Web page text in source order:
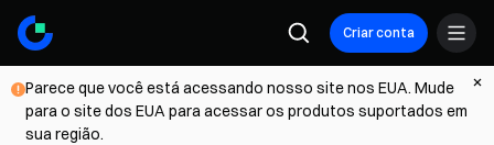
Criar conta
Parece que você está acessando nosso site nos EUA. Mude
para o site dos EUA para acessar os produtos suportados em
sua região.